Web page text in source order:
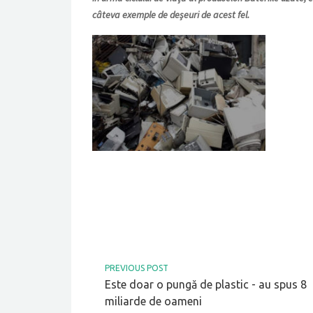
câteva exemple de deșeuri de acest fel.
PREVIOUS POST
Este doar o pungă de plastic - au spus 8
miliarde de oameni